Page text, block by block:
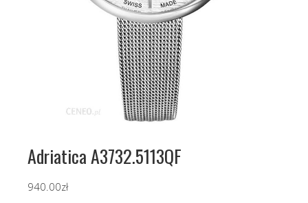
Adriatica A3732.5113QF
940.00zł